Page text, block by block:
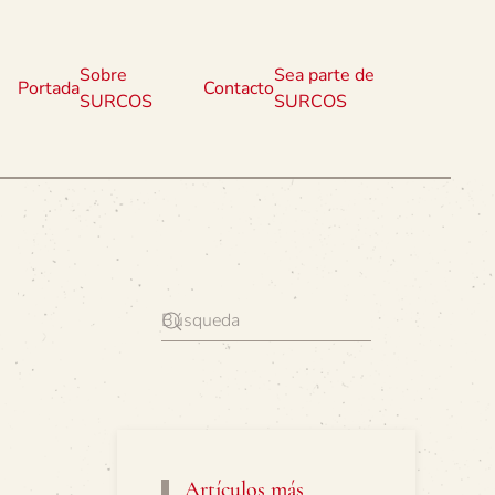
Portada
Sobre
SURCOS
Contacto
Sea parte de
SURCOS
Artículos más